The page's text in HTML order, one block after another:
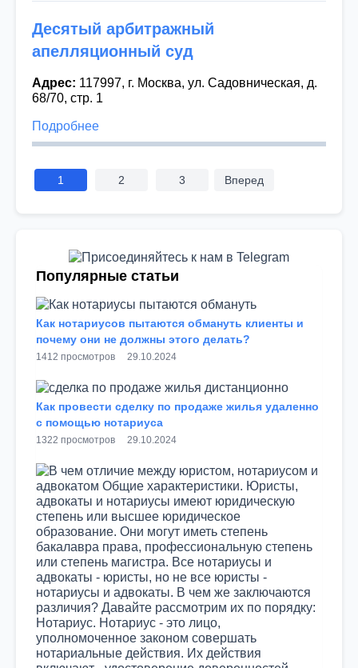
Десятый арбитражный
апелляционный суд
Адрес: 117997, г. Москва, ул. Садовническая, д.
68/70, стр. 1
Подробнее
Пагинация
1 2 3 Вперед
Популярные статьи
Как нотариусов пытаются обмануть клиенты и
почему они не должны этого делать?
1412 просмотров 29.10.2024
Как провести сделку по продаже жилья удаленно
с помощью нотариуса
1322 просмотров 29.10.2024